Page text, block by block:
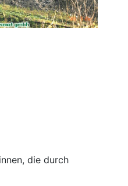
die durch